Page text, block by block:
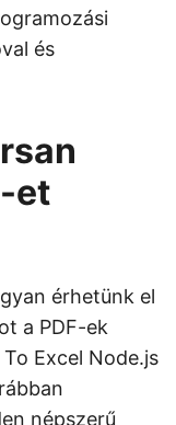
és
et
érhetünk el
a PDF-ek
Excel Node.js
népszerű